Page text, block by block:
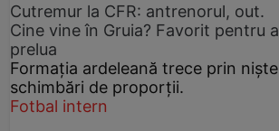
Cutremur la CFR: antrenorul, out.
Cine vine în Gruia? Favorit pentru a
prelua
Formația ardeleană trece prin niște
schimbări de proporții.
Fotbal intern